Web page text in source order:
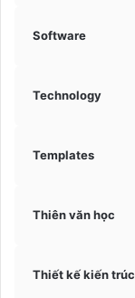
Software
Technology
Templates
Thiên văn học
Thiết kế kiến trúc